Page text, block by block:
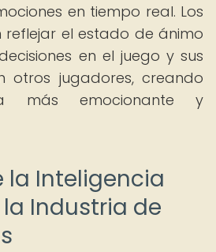
en tiempo real. Los
el estado de ánimo
en el juego y sus
otros jugadores, creando
más emocionante y
la Inteligencia
Industria de